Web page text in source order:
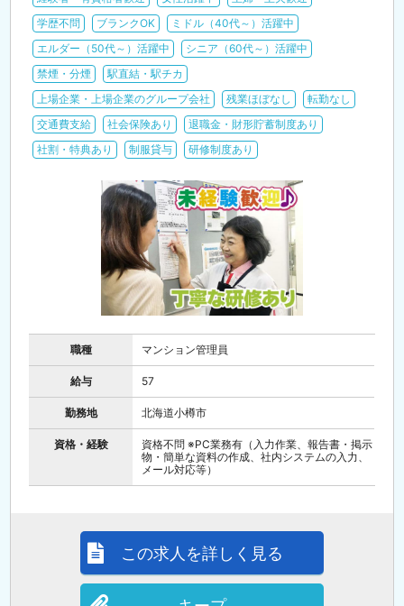
学歴不問
ブランクOK
ミドル（40代～）活躍中
エルダー（50代～）活躍中
シニア（60代～）活躍中
禁煙・分煙
駅直結・駅チカ
上場企業・上場企業のグループ会社
残業ほぼなし
転勤なし
交通費支給
社会保険あり
退職金・財形貯蓄制度あり
社割・特典あり
制服貸与 研修制度あり
職種 マンション管理員
給与 57
勤務地 北海道小樽市
資格・経験
資格不問 ※PC業務有（入力作業、報告書・掲示
物・簡単な資料の作成、社内システムの入力、
メール対応等）
この求人を詳しく見る